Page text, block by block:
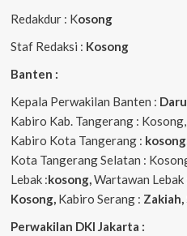
Redakdur : Kosong
Staf Redaksi : Kosong
Banten :
Kepala Perwakilan Banten :
Kabiro Kab. Tangerang :
Kabiro Kota Tangerang :
Kota Tangerang Selatan :
Lebak :kosong,Wartawan Lebak
Kosong, Kabiro Serang : Zakiah,
Perwakilan DKI Jakarta :